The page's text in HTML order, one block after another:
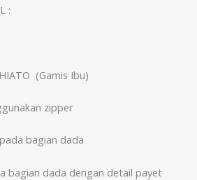
:
(Gamis Ibu)
zipper
bagian dada
bagian dada dengan detail payet